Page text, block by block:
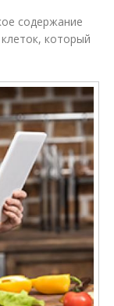
содержание
который